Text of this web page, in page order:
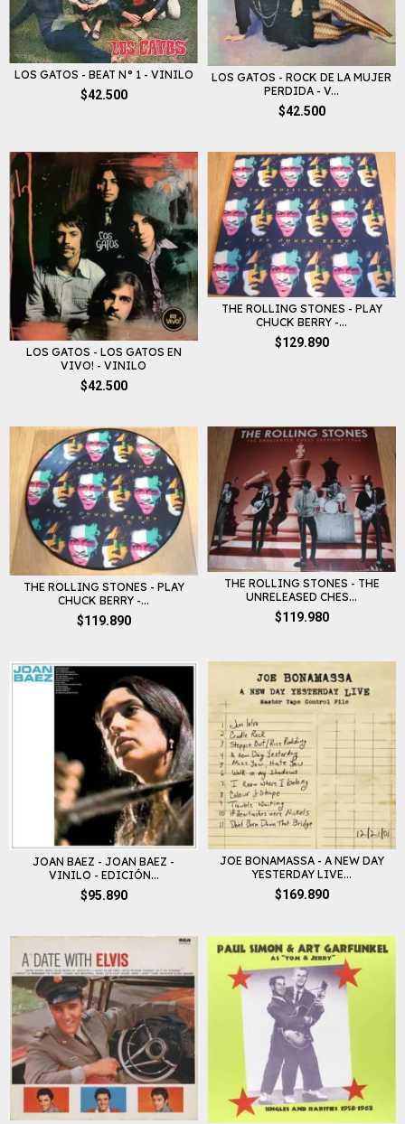
LOS GATOS - BEAT N° 1 - VINILO
$42.500
LOS GATOS - ROCK DE LA MUJER
PERDIDA - V...
$42.500
LOS GATOS - LOS GATOS EN
VIVO! - VINILO
$42.500
THE ROLLING STONES - PLAY
CHUCK BERRY -...
$129.890
THE ROLLING STONES - PLAY
CHUCK BERRY -...
$119.890
THE ROLLING STONES - THE
UNRELEASED CHES...
$119.980
JOAN BAEZ - JOAN BAEZ -
VINILO - EDICIÓN...
$95.890
JOE BONAMASSA - A NEW DAY
YESTERDAY LIVE...
$169.890